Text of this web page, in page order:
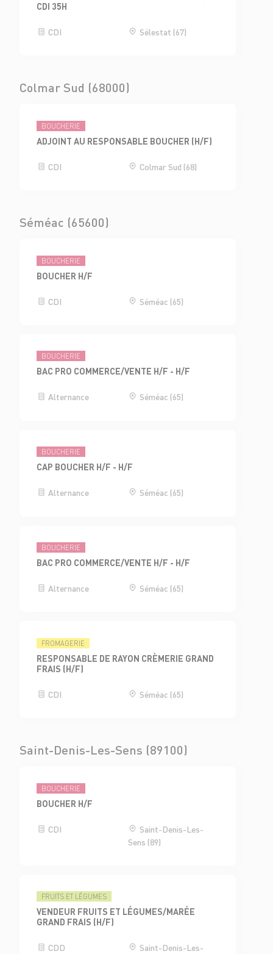
CDI 35H
CDI Sélestat (67)
Colmar Sud (68000)
BOUCHERIE
ADJOINT AU RESPONSABLE BOUCHER (H/F)
CDI Colmar Sud (68)
Séméac (65600)
BOUCHERIE
BOUCHER H/F
CDI Séméac (65)
BOUCHERIE
BAC PRO COMMERCE/VENTE H/F - H/F
Alternance Séméac (65)
BOUCHERIE
CAP BOUCHER H/F - H/F
Alternance Séméac (65)
BOUCHERIE
BAC PRO COMMERCE/VENTE H/F - H/F
Alternance Séméac (65)
FROMAGERIE
RESPONSABLE DE RAYON CRÈMERIE GRAND
FRAIS (H/F)
CDI Séméac (65)
Saint-Denis-Les-Sens (89100)
BOUCHERIE
BOUCHER H/F
CDI
Saint-Denis-Les-
Sens (89)
FRUITS ET LÉGUMES
VENDEUR FRUITS ET LÉGUMES/MARÉE
GRAND FRAIS (H/F)
CDD Saint-Denis-Les-